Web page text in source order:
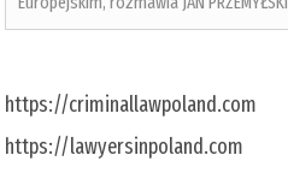
https://criminallawpoland.com
https://lawyersinpoland.com